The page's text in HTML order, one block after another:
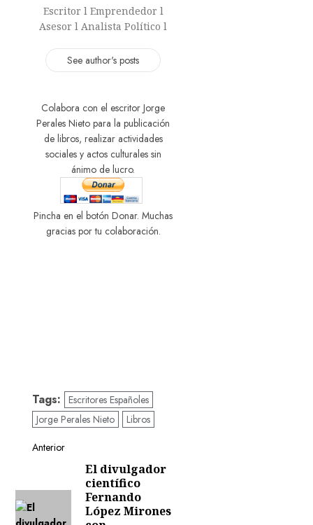
Escritor l Emprendedor l
Asesor l Analista Político l
See author's posts
Colabora con el escritor Jorge
Perales Nieto para la publicación
de libros, realizar actividades
sociales y actos culturales sin
ánimo de lucro.
Pincha en el botón Donar. Muchas
gracias por tu colaboración.
Tags: Escritores Españoles
Jorge Perales Nieto
Libros
Navegación
entradas
Anterior
El divulgador
científico
Fernando
López Mirones